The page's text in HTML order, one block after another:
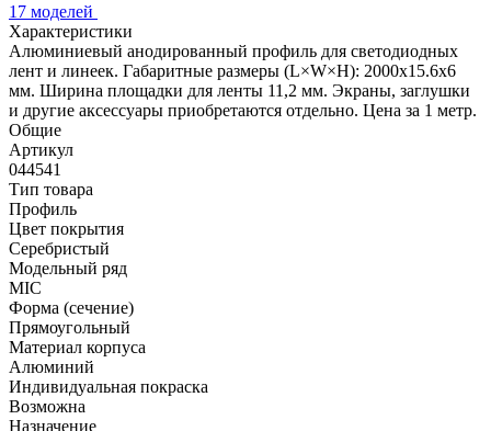
17 моделей
Характеристики
Алюминиевый анодированный профиль для светодиодных
лент и линеек. Габаритные размеры (L×W×H): 2000x15.6x6
мм. Ширина площадки для ленты 11,2 мм. Экраны, заглушки
и другие аксессуары приобретаются отдельно. Цена за 1 метр.
Общие
Артикул
044541
Тип товара
Профиль
Цвет покрытия
Серебристый
Модельный ряд
MIC
Форма (сечение)
Прямоугольный
Материал корпуса
Алюминий
Индивидуальная покраска
Возможна
Назначение